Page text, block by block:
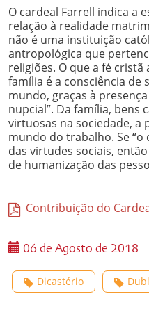
O cardeal Farrell indica a
relação à realidade
não é uma instituição
antropológica que
religiões. O que a fé
família é a consciência de
mundo, graças à
nupcial”. Da família, bens
virtuosas na sociedade, a
mundo do trabalho. Se
das virtudes sociais,
de humanização das
Contribuição do
06 de Agosto de 2018
Dicastério